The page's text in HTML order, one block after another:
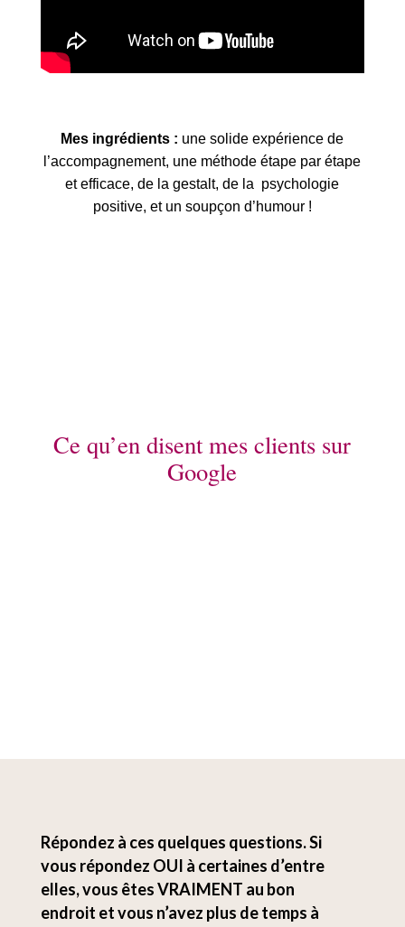
Mes ingrédients : une solide expérience de
l’accompagnement, une méthode étape par étape
et efficace, de la gestalt, de la psychologie
positive, et un soupçon d’humour !
Ce qu’en disent mes clients sur
Google
Répondez à ces quelques questions. Si
vous répondez OUI à certaines d’entre
elles, vous êtes VRAIMENT au bon
endroit et vous n’avez plus de temps à